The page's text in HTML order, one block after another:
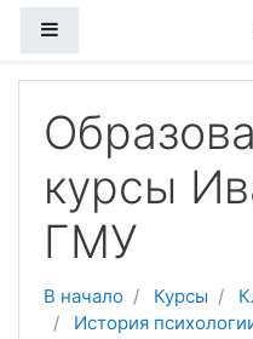
курсы
ГМУ
В начало Курсы
История